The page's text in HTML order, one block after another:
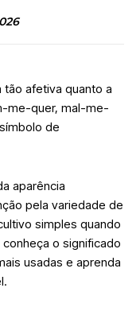
afetiva quanto a
me-quer, mal-me-
de
aparência
pela variedade de
simples quando
o significado
usadas e aprenda